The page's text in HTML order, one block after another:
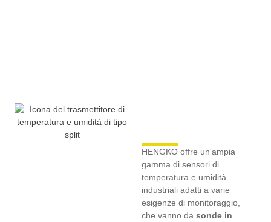
HENGKO offre un'ampia
gamma di sensori di
temperatura e umidità
industriali adatti a varie
esigenze di monitoraggio,
che vanno da sonde in